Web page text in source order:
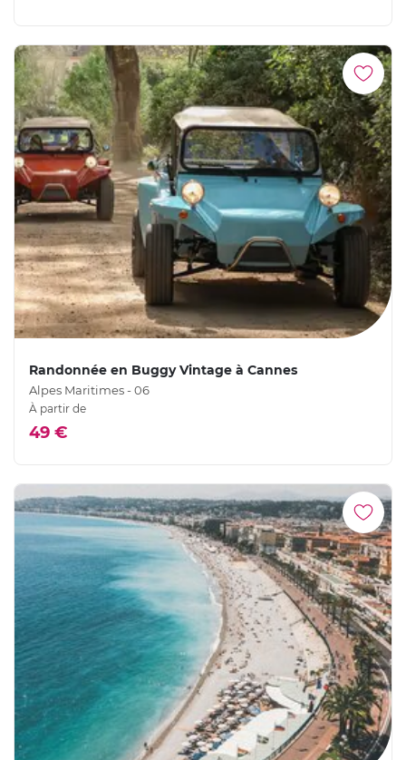
Randonnée en Buggy Vintage à Cannes
Alpes Maritimes - 06
À partir de
49 €